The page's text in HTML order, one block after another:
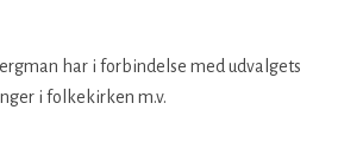
har i forbindelse med udvalgets
i folkekirken m.v.